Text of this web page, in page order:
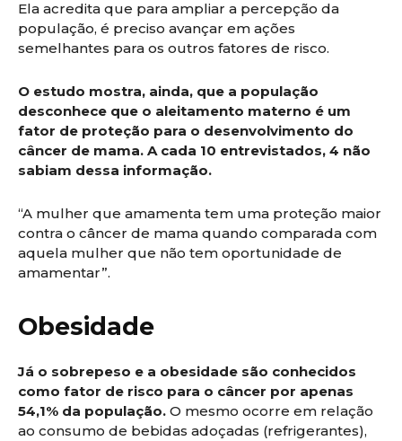
Ela acredita que para ampliar a percepção da
população, é preciso avançar em ações
semelhantes para os outros fatores de risco.
O estudo mostra, ainda, que a população
desconhece que o aleitamento materno é um
fator de proteção para o desenvolvimento do
câncer de mama. A cada 10 entrevistados, 4 não
sabiam dessa informação.
“A mulher que amamenta tem uma proteção maior
contra o câncer de mama quando comparada com
aquela mulher que não tem oportunidade de
amamentar”.
Obesidade
Já o sobrepeso e a obesidade são conhecidos
como fator de risco para o câncer por apenas
54,1% da população. O mesmo ocorre em relação
ao consumo de bebidas adoçadas (refrigerantes),